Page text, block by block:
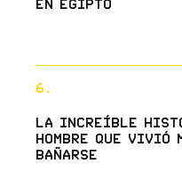
en Egipto
6.
La increíble
hombre que vivió
bañarse